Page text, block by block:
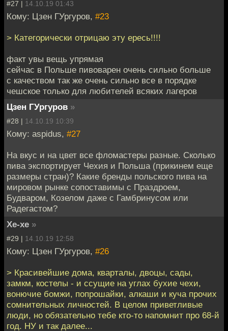
#27 | 14.10.19 01:43
Кому: Цзен ГУргуров, #23
> Категорически отрицаю эту ересь!!!!
факт увы вещь упрямая
сейчас в Польше пивоварен очень сильно больше
с качеством так же очень сильно все в порядке
чешское только для любителей всяких лагеров
Цзен ГУргуров »
#28 | 14.10.19 10:39
Кому: aspidus, #27
На вкус и на цвет все фломастеры разные. Сколько
пива экспортирует Чехия и Польша (прикинем еще
размеры стран)? Какие бренды польского пива на
мировом рынке сопоставимы с Праздроем,
Будваром, Козелом даже с Гамбринусом или
Радегастом?
Хе-хе »
#29 | 14.10.19 12:58
Кому: Цзен ГУргуров, #26
> Красивейшие дома, кварталы, двоцы, сады,
замкм, костелы - и ссущие на углах бухие чехи,
вонючие бомжи, попрошайки, алкаши и куча прочих
сомнительных личностей. В целом приветливые
люди, но обязательно тебе кто-то напомнит про 68-й
год. НУ и так далее...